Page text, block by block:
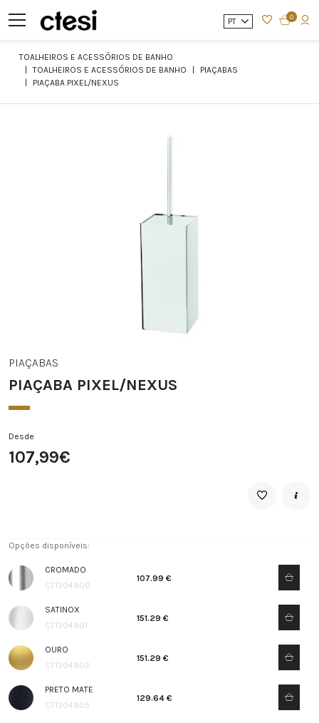
PT 0
TOALHEIROS E ACESSÓRIOS DE BANHO
TOALHEIROS E ACESSÓRIOS DE BANHO
PIAÇABAS
PIAÇABA PIXEL/NEXUS
PIAÇABAS
PIAÇABA PIXEL/NEXUS
Desde
107,99€
Opções disponíveis:
CROMADO
CT1304900
107.99 €
SATINOX
CT1304901
151.29 €
OURO
CT1304902
151.29 €
PRETO MATE
CT1304905
129.64 €